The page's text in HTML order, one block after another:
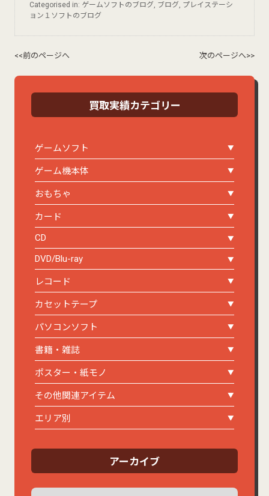
Categorised in: ゲームソフトのブログ, ブログ, プレイステーシ
ョン１ソフトのブログ
<<前のページへ 次のページへ>>
買取実績カテゴリー
ゲームソフト
ゲーム機本体
おもちゃ
カード
CD
DVD/Blu-ray
レコード
カセットテープ
パソコンソフト
書籍・雑誌
ポスター・紙モノ
その他関連アイテム
エリア別
アーカイブ
ア